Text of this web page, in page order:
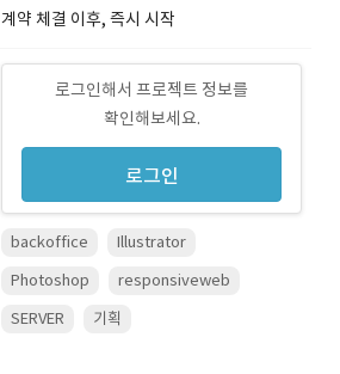
계약 체결 이후, 즉시 시작
로그인해서 프로젝트 정보를
확인해보세요.
로그인
backoffice
Illustrator
Photoshop
responsiveweb
SERVER
기획